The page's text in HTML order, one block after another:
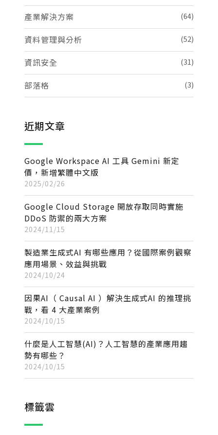
產業解決方案 (64)
資料管理與分析 (52)
資訊安全 (31)
部落格 (3)
近期文章
Google Workspace AI 工具 Gemini 新定
價，新增繁體中文版
2025/02/26
Google Cloud Storage 開放存取同時實施
DDoS 防禦的兩大方案
2024/11/15
製造業生成式AI 有哪些應用？從國際案例觀察
應用場景、效益與挑戰
2024/10/24
因果AI（ Causal AI ）解決生成式AI 的推理挑
戰，看 4 大產業案例
2024/10/15
什麼是人工智慧(AI)？人工智慧的產業應用趨
勢有哪些？
2024/10/15
標籤雲